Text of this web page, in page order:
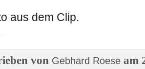
aus dem Clip.
von Gebhard Roese am